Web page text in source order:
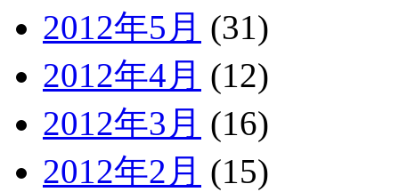
2012年5月 (31)
2012年4月 (12)
2012年3月 (16)
2012年2月 (15)